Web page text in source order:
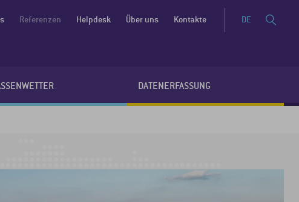
DATENERFASSUNG
Referenzen Helpdesk Über uns Kontakte DE